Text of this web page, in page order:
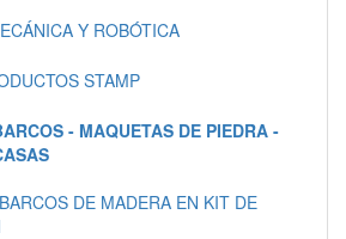
Y ROBÓTICA
STAMP
- MAQUETAS DE PIEDRA -
DE MADERA EN KIT DE